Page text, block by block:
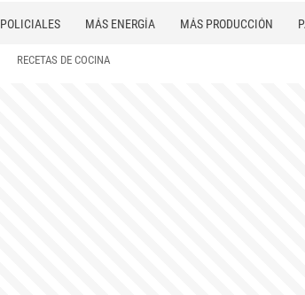
POLICIALES MÁS ENERGÍA MÁS PRODUCCIÓN
RECETAS DE COCINA